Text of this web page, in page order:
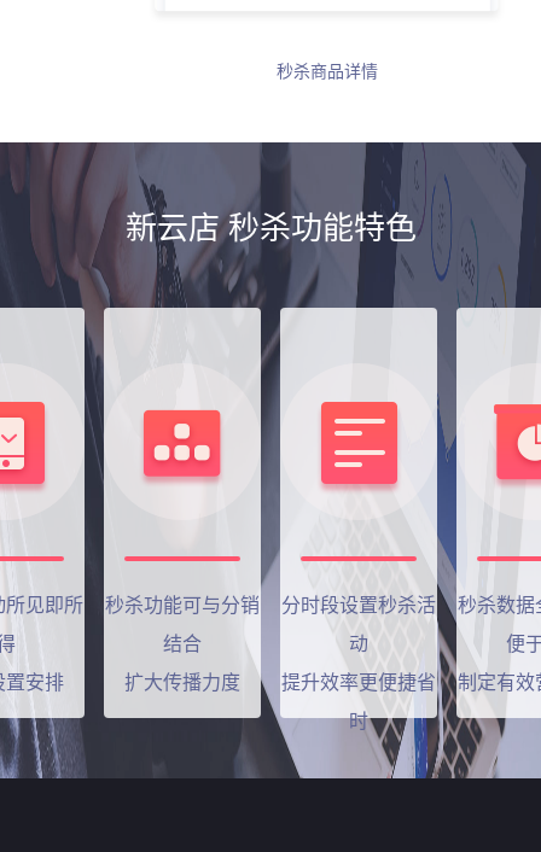
秒杀商品详情
新云店 秒杀功能特色
见即所
置安排
秒杀功能可与分销
结合
扩大传播力度
分时段设置秒杀活
动
提升效率更便捷省
时
秒杀数
便
制定有